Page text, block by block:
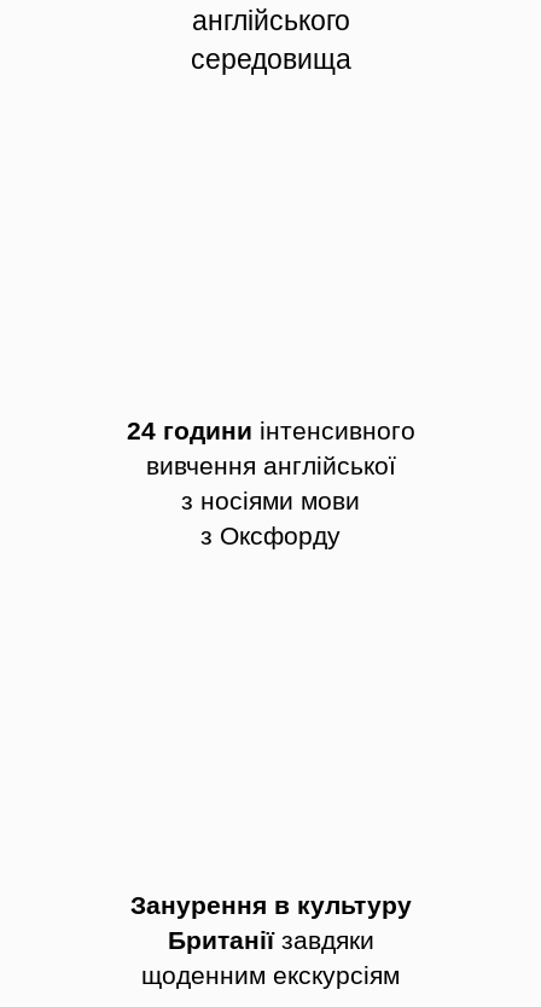
англійського
середовища
24 години інтенсивного
вивчення англійської
з носіями мови
з Оксфорду
Занурення в культуру
Британіїзавдяки
щоденним екскурсіям